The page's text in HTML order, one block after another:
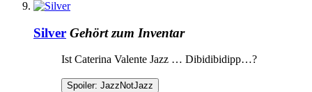
Silver Gehört zum Inventar
Ist Caterina Valente Jazz … Dibidibidipp…?
Spoiler: JazzNotJazz